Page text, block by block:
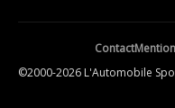
Contact
©2000-2026 L'Automobile